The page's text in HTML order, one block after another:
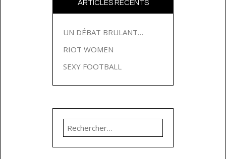
ARTICLES RÉCENTS
UN DÉBAT BRULANT…
RIOT WOMEN
SEXY FOOTBALL
Rechercher :